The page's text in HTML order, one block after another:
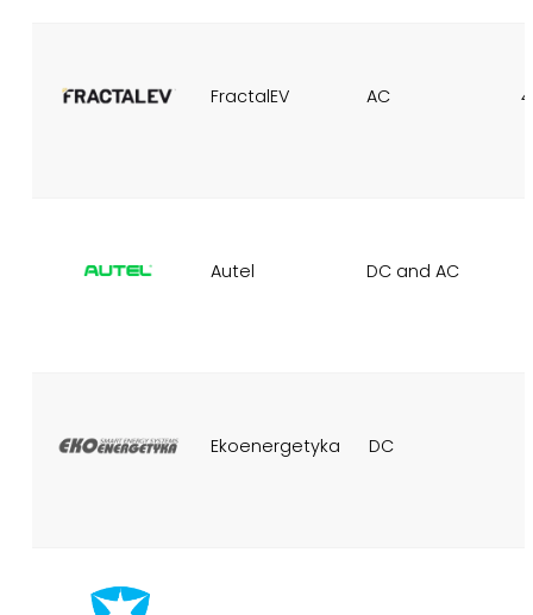
FractalEV AC
Autel DC and AC
Ekoenergetyka DC